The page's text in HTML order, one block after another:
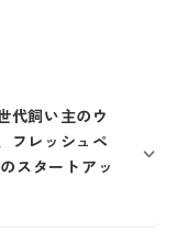
代飼い主のウ
フレッシュペ
スタートアッ